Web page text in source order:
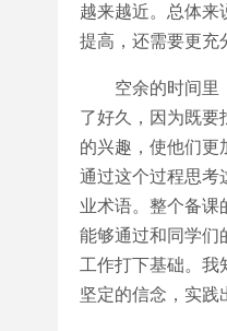
越来越近。总体来
提高，还需要更充
空余的时间里，
了好久，因为既要
的兴趣，使他们更
通过这个过程思考
业术语。整个备课
能够通过和同学们
工作打下基础。我
坚定的信念，实践